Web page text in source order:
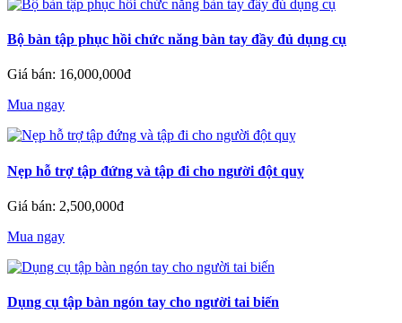
Bộ bàn tập phục hồi chức năng bàn tay đầy đủ dụng cụ
Giá bán: 16,000,000đ
Mua ngay
Nẹp hỗ trợ tập đứng và tập đi cho người đột quỵ
Giá bán: 2,500,000đ
Mua ngay
Dụng cụ tập bàn ngón tay cho người tai biến